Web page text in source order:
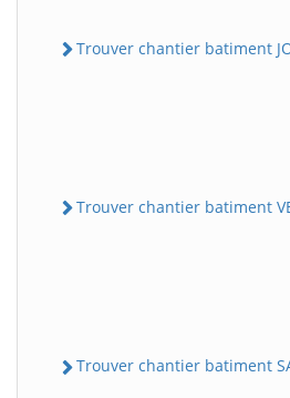
Trouver chantier batiment
Trouver chantier batiment
Trouver chantier batiment